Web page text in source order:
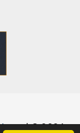
|© 2026